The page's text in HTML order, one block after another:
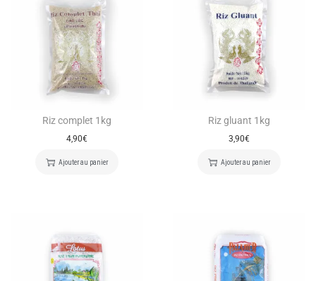
Riz complet 1kg
4,90€
Ajouter au panier
Riz gluant 1kg
3,90€
Ajouter au panier